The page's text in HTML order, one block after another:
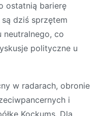
ostatnią barierę
dziś sprzętem
neutralnego, co
polityczne u
w radarach, obronie
i
Kockums. Dla